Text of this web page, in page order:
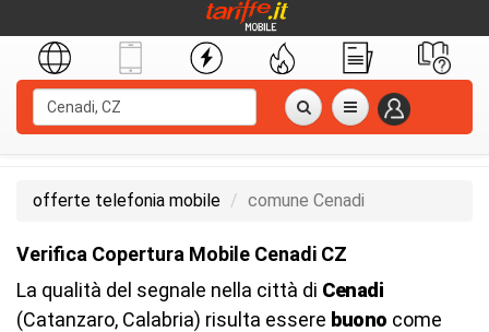
offerte telefonia mobile comune Cenadi
Verifica Copertura Mobile Cenadi CZ
La qualità del segnale nella città di Cenadi
(Catanzaro, Calabria) risulta essere buono come